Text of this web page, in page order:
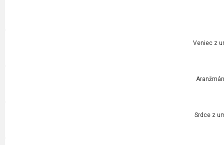
Veniec z
Srdce z